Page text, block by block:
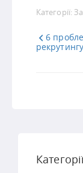
Категорії:
6